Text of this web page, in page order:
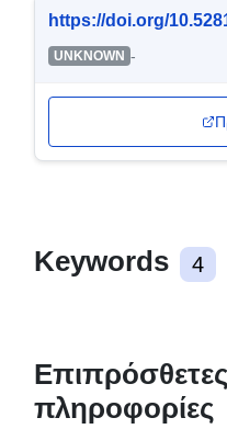
https://doi.org/
UNKNOWN -
Keywords 4
Επιπρόσθετες
πληροφορίες